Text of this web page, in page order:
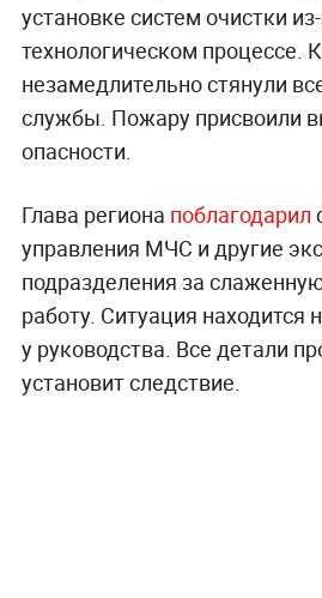
установке систем очистки
технологическом процессе.
незамедлительно стянули
службы. Пожару присвоили
опасности.
Глава региона поблагодарил
управления МЧС и другие
подразделения за
работу. Ситуация находится
у руководства. Все детали
установит следствие.